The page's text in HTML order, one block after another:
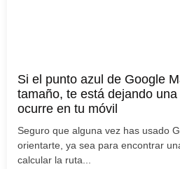
Si el punto azul de Google
tamaño, te está dejando
ocurre en tu móvil
Seguro que alguna vez has usado
orientarte, ya sea para encontrar
calcular la ruta...